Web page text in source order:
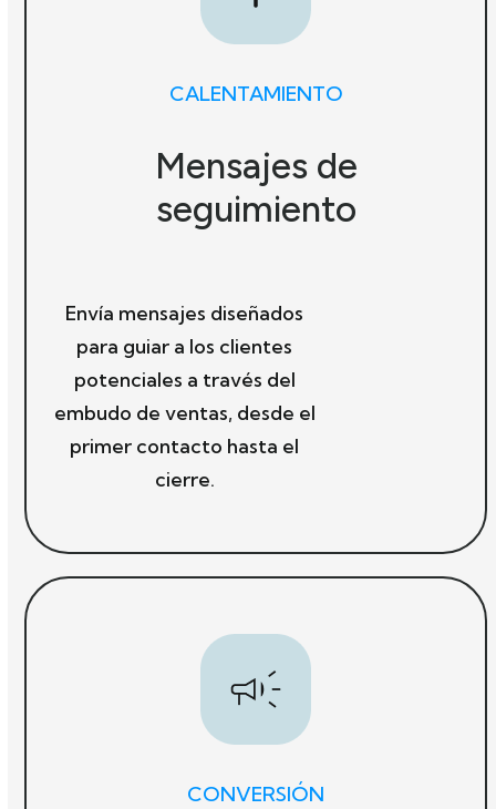
CALENTAMIENTO
Mensajes de
seguimiento
Envía mensajes diseñados
para guiar a los clientes
potenciales a través del
embudo de ventas, desde el
primer contacto hasta el
cierre.
CONVERSIÓN